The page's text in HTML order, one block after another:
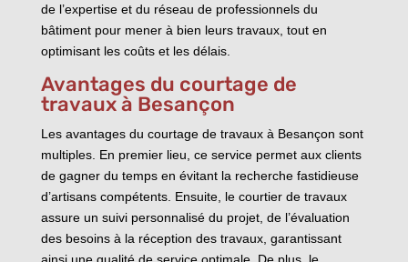
de l’expertise et du réseau de professionnels du
bâtiment pour mener à bien leurs travaux, tout en
optimisant les coûts et les délais.
Avantages du courtage de
travaux à Besançon
Les avantages du courtage de travaux à Besançon sont
multiples. En premier lieu, ce service permet aux clients
de gagner du temps en évitant la recherche fastidieuse
d’artisans compétents. Ensuite, le courtier de travaux
assure un suivi personnalisé du projet, de l’évaluation
des besoins à la réception des travaux, garantissant